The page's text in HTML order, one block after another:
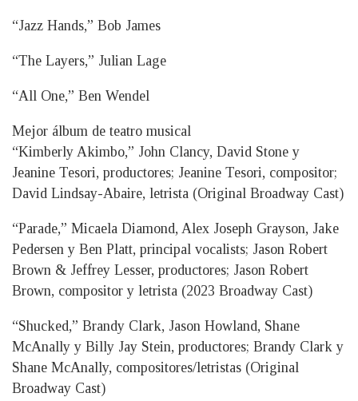
“Jazz Hands,” Bob James
“The Layers,” Julian Lage
“All One,” Ben Wendel
Mejor álbum de teatro musical
“Kimberly Akimbo,” John Clancy, David Stone y
Jeanine Tesori, productores; Jeanine Tesori, compositor;
David Lindsay-Abaire, letrista (Original Broadway Cast)
“Parade,” Micaela Diamond, Alex Joseph Grayson, Jake
Pedersen y Ben Platt, principal vocalists; Jason Robert
Brown & Jeffrey Lesser, productores; Jason Robert
Brown, compositor y letrista (2023 Broadway Cast)
“Shucked,” Brandy Clark, Jason Howland, Shane
McAnally y Billy Jay Stein, productores; Brandy Clark y
Shane McAnally, compositores/letristas (Original
Broadway Cast)